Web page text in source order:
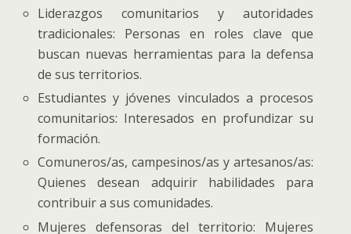
Liderazgos comunitarios y autoridades
tradicionales: Personas en roles clave que
buscan nuevas herramientas para la defensa
de sus territorios.
Estudiantes y jóvenes vinculados a procesos
comunitarios: Interesados en profundizar su
formación.
Comuneros/as, campesinos/as y artesanos/as:
Quienes desean adquirir habilidades para
contribuir a sus comunidades.
Mujeres defensoras del territorio: Mujeres